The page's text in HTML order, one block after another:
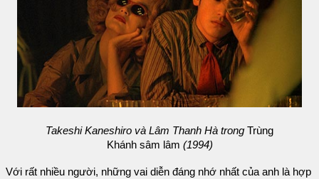
Takeshi Kaneshiro và Lâm Thanh Hà trong Trùng
Khánh sâm lâm (1994)
Với rất nhiều người, những vai diễn đáng nhớ nhất của anh là hợp